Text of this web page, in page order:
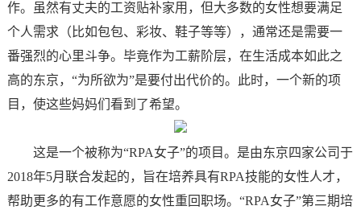
作。虽然有丈夫的工资贴补家用，但大多数的女性想要满足
个人需求（比如包包、彩妆、鞋子等等），通常还是需要一
番强烈的心里斗争。毕竟作为工薪阶层，在生活成本如此之
高的东京，“为所欲为”是要付出代价的。此时，一个新的项
目，使这些妈妈们看到了希望。
这是一个被称为“RPA女子”的项目。是由东京四家公司于
2018年5月联合发起的，旨在培养具有RPA技能的女性人才，
帮助更多的有工作意愿的女性重回职场。“RPA女子”第三期培